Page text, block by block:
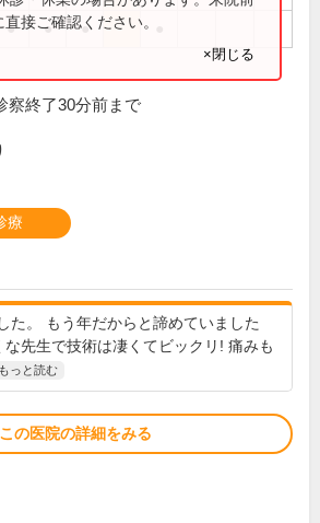
● ● ●
接ご確認ください。
×閉じる
察終了30分前まで
療
た。 もう年だからと諦めていました
先生で技術は凄くてビックリ! 痛みも
もっと読む
この医院の詳細をみる